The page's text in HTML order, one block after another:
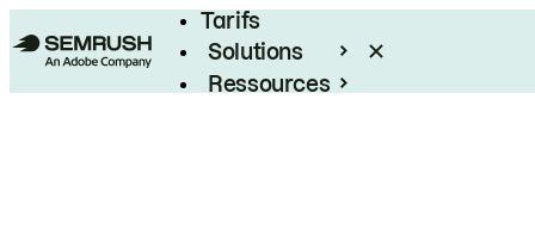
Tarifs
Solutions
Ressources